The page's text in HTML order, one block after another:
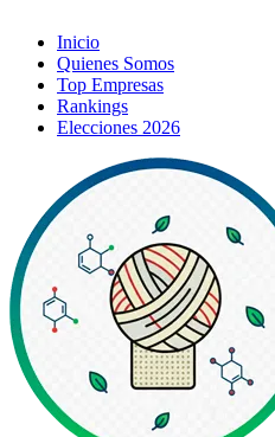
Inicio
Quienes Somos
Top Empresas
Rankings
Elecciones 2026